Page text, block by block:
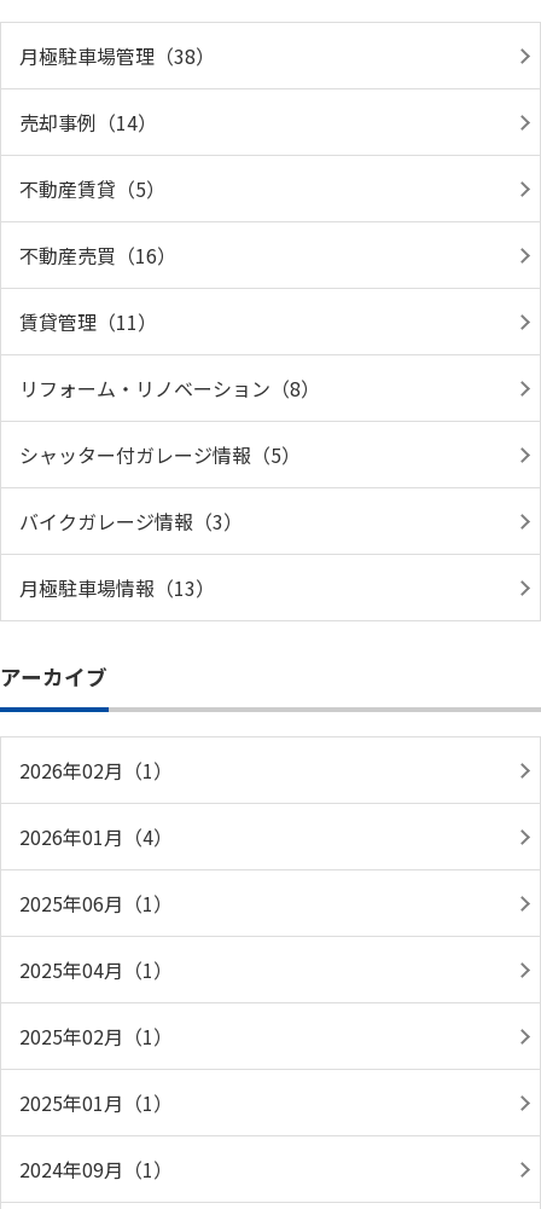
月極駐車場管理（38）
売却事例（14）
不動産賃貸（5）
不動産売買（16）
賃貸管理（11）
リフォーム・リノベーション（8）
シャッター付ガレージ情報（5）
バイクガレージ情報（3）
月極駐車場情報（13）
アーカイブ
2026年02月（1）
2026年01月（4）
2025年06月（1）
2025年04月（1）
2025年02月（1）
2025年01月（1）
2024年09月（1）